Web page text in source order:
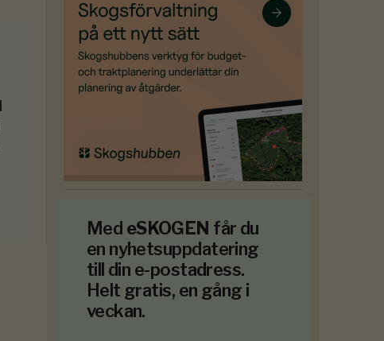
Med eSKOGEN får du
en nyhetsuppdatering
till din e-postadress.
Helt gratis, en gång i
veckan.